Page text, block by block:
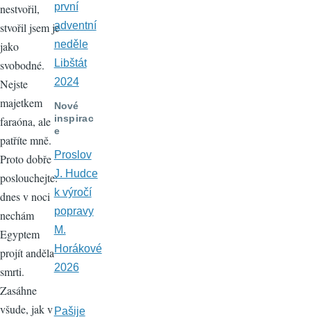
nestvořil,
stvořil jsem je
jako
svobodné.
Nejste
majetkem
faraóna, ale
patříte mně.
Proto dobře
poslouchejte:
dnes v noci
nechám
Egyptem
projít anděla
smrti.
Zasáhne
všude, jak v
první
adventní
neděle
Libštát
2024
Nové
inspirac
e
Proslov
J. Hudce
k výročí
popravy
M.
Horákové
2026
Pašije